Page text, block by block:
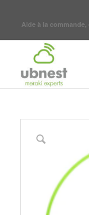
Aide à la